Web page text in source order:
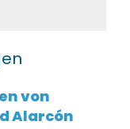
von
Alarcón